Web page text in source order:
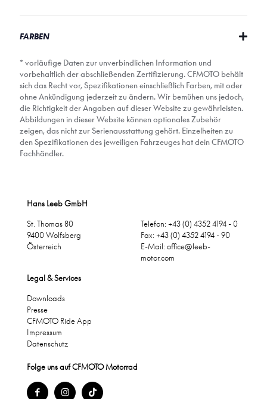
FARBEN
* vorläufige Daten zur unverbindlichen Information und
vorbehaltlich der abschließenden Zertifizierung. CFMOTO behält
sich das Recht vor, Spezifikationen einschließlich Farben, mit oder
ohne Ankündigung jederzeit zu ändern. Wir bemühen uns jedoch,
die Richtigkeit der Angaben auf dieser Website zu gewährleisten.
Abbildungen in dieser Website können optionales Zubehör
zeigen, das nicht zur Serienausstattung gehört. Einzelheiten zu
den Spezifikationen des jeweiligen Fahrzeuges hat dein CFMOTO
Fachhändler.
Hans Leeb GmbH
St. Thomas 80
9400 Wolfsberg
Österreich
Telefon: +43 (0) 4352 4194 - 0
Fax: +43 (0) 4352 4194 - 90
E-Mail:office@leeb-
motor.com
Legal & Services
Downloads
Presse
CFMOTO Ride App
Impressum
Datenschutz
Folge uns auf CFMOTO Motorrad